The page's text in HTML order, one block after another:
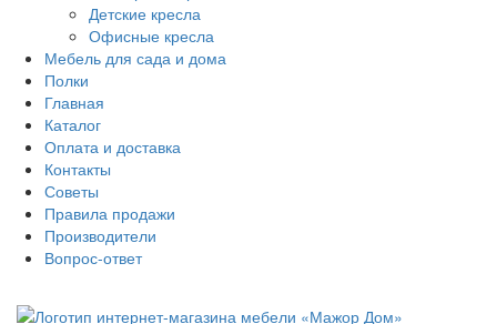
Детские кресла
Офисные кресла
Мебель для сада и дома
Полки
Главная
Каталог
Оплата и доставка
Контакты
Советы
Правила продажи
Производители
Вопрос-ответ